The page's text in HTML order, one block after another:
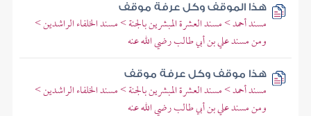
هذا الموقف وكل عرفة موقف
مسند أحمد > مسند العشرة المبشرين بالجنة > مسند الخلفاء الراشدين >
ومن مسند علي بن أبي طالب رضي الله عنه
هذا موقف وكل عرفة موقف
مسند أحمد > مسند العشرة المبشرين بالجنة > مسند الخلفاء الراشدين >
ومن مسند علي بن أبي طالب رضي الله عنه